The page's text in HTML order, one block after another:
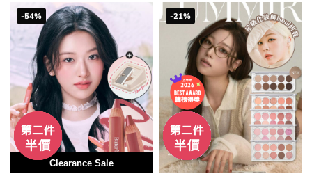
-54%
Clearance Sale
-21%